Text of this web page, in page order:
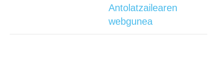
Antolatzailearen
webgunea